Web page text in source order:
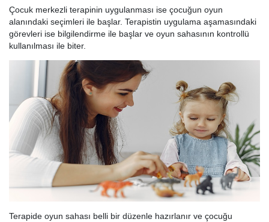
Çocuk merkezli terapinin uygulanması ise çocuğun oyun
alanındaki seçimleri ile başlar. Terapistin uygulama aşamasındaki
görevleri ise bilgilendirme ile başlar ve oyun sahasının kontrollü
kullanılması ile biter.
Terapide oyun sahası belli bir düzenle hazırlanır ve çocuğu